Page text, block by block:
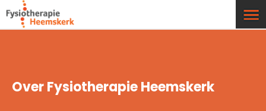
Over Fysiotherapie Heemskerk